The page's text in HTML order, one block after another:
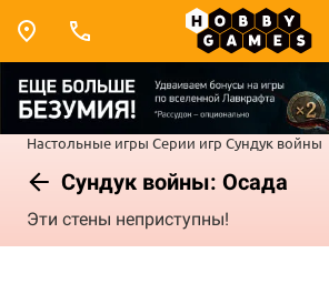
Настольные игры Серии игр Сундук войны
Сундук войны: Осада
Эти стены неприступны!